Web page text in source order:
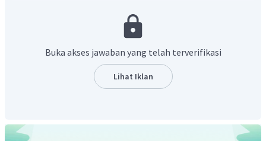
Percobaan II, isi air dan terbuka. Air dan udara salah satu
Percobaan IV, isi larutan garam dan terbuka. Air dan udara
merupakan faktor penyebab korosi.
Berdasarkan beberapa percobaan di atas, faktor - faktor
Jadi, jawaban yang benar adalah D.
Buka akses jawaban yang telah terverifikasi
Lihat Iklan